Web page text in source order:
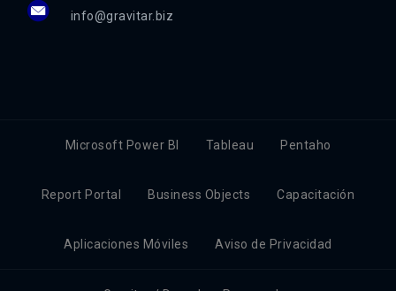
info@gravitar.biz
Microsoft Power BI Tableau Pentaho
Report Portal Business Objects Capacitación
Aplicaciones Móviles Aviso de Privacidad